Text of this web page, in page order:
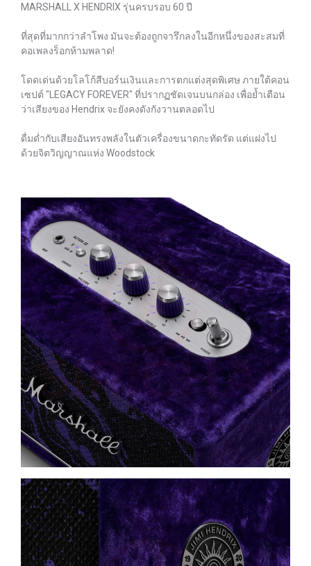
MARSHALL X HENDRIX รุ่นครบรอบ 60 ปี
ที่สุดที่มากกว่าลำโพง มันจะต้องถูกจารึกลงในอีกหนึ่งของสะสมที่
คอเพลงร็อกห้ามพลาด!
โดดเด่นด้วยโลโก้สีบอร์นเงินและการตกแต่งสุดพิเศษ ภายใต้คอน
เซปต์ "LEGACY FOREVER" ที่ปรากฏชัดเจนบนกล่อง เพื่อย้ำเตือน
ว่าเสียงของ Hendrix จะยังคงดังกังวานตลอดไป
ดื่มด่ำกับเสียงอันทรงพลังในตัวเครื่องขนาดกะทัดรัด แต่แฝงไป
ด้วยจิตวิญญาณแห่ง Woodstock